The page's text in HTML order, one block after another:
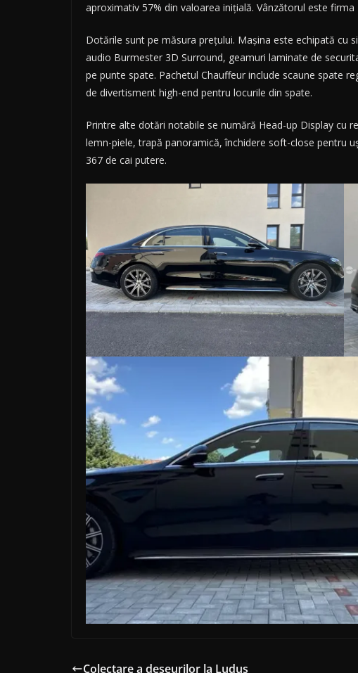
aproximativ 57% din valoarea inițială. Vânzătorul este firma
Dotările sunt pe măsura prețului. Mașina este echipată cu
audio Burmester 3D Surround, geamuri laminate de
pe punte spate. Pachetul Chauffeur include scaune spate
de divertisment high-end pentru locurile din spate.
Printre alte dotări notabile se numără Head-up Display cu
lemn-piele, trapă panoramică, închidere soft-close pentru
367 de cai putere.
Colectare a deșeurilor la Luduș